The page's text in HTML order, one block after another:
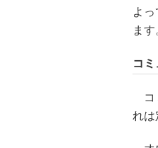
よ
ます
コ
コ
れは